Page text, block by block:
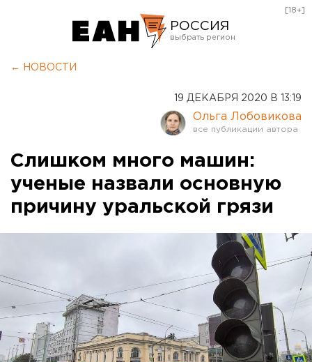
РОССИЯ
Курган
Оренбург
[18+]
← НОВОСТИ
19 ДЕКАБРЯ 2020 В 13:19
Ольга Лобовикова
Слишком много машин:
ученые назвали основную
причину уральской грязи